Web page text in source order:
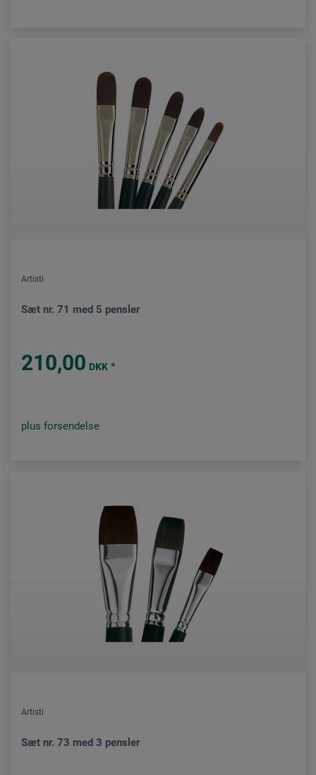
Artisti
Sæt nr. 71 med 5 pensler
210,00 DKK *
plus forsendelse
Artisti
Sæt nr. 73 med 3 pensler